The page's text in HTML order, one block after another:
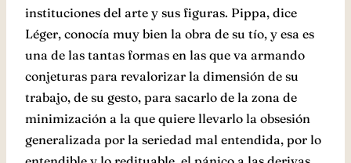
instituciones del arte y sus figuras. Pippa, dice
Léger, conocía muy bien la obra de su tío, y esa es
una de las tantas formas en las que va armando
conjeturas para revalorizar la dimensión de su
trabajo, de su gesto, para sacarlo de la zona de
minimización a la que quiere llevarlo la obsesión
generalizada por la seriedad mal entendida, por lo